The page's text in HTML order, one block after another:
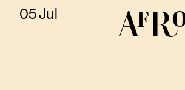
05 Jul